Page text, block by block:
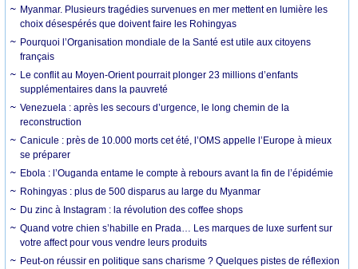
Myanmar. Plusieurs tragédies survenues en mer mettent en lumière les
choix désespérés que doivent faire les Rohingyas
Pourquoi l’Organisation mondiale de la Santé est utile aux citoyens
français
Le conflit au Moyen-Orient pourrait plonger 23 millions d’enfants
supplémentaires dans la pauvreté
Venezuela : après les secours d’urgence, le long chemin de la
reconstruction
Canicule : près de 10.000 morts cet été, l’OMS appelle l’Europe à mieux
se préparer
Ebola : l’Ouganda entame le compte à rebours avant la fin de l’épidémie
Rohingyas : plus de 500 disparus au large du Myanmar
Du zinc à Instagram : la révolution des coffee shops
Quand votre chien s’habille en Prada… Les marques de luxe surfent sur
votre affect pour vous vendre leurs produits
Peut-on réussir en politique sans charisme ? Quelques pistes de réflexion